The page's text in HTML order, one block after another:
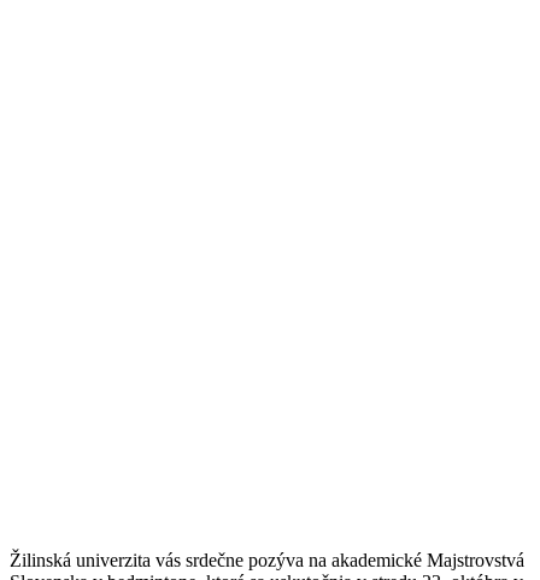
Žilinská univerzita vás srdečne pozýva na akademické Majstrovstvá